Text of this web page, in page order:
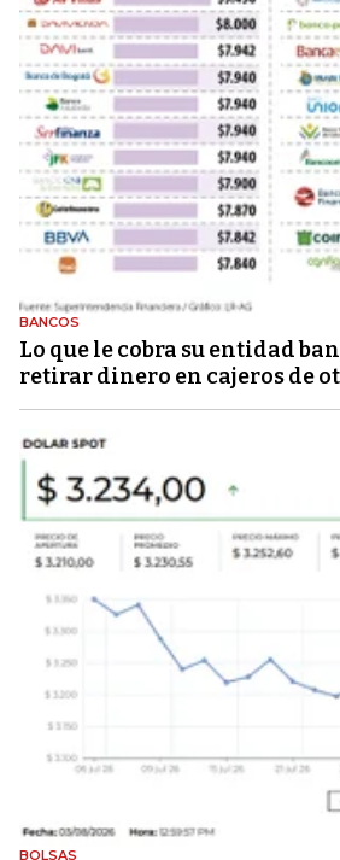
BANCOS
Lo que le cobra su entidad
retirar dinero en cajeros de
BOLSAS